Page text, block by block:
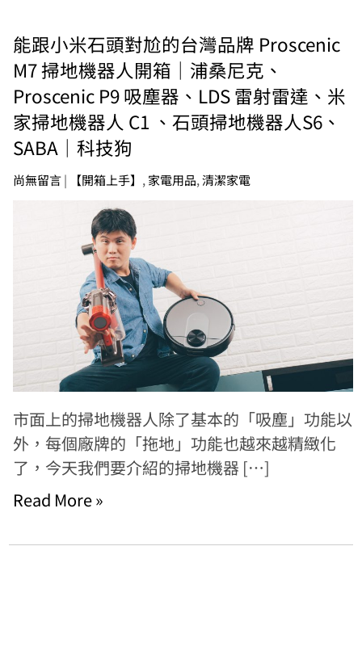
能跟小米石頭對尬的台灣品牌 Proscenic
M7 掃地機器人開箱｜浦桑尼克、
Proscenic P9 吸塵器、LDS 雷射雷達、米
家掃地機器人 C1 、石頭掃地機器人S6、
SABA｜科技狗
尚無留言| 【開箱上手】 , 家電用品,清潔家電
市面上的掃地機器人除了基本的「吸塵」功能以
外，每個廠牌的「拖地」功能也越來越精緻化
了，今天我們要介紹的掃地機器 […]
Read More »